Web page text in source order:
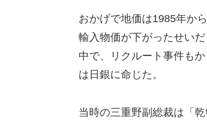
おかげで地価は1985年か
輸入物価が下がったせい
中で、リクルート事件も
は日銀に命じた。
当時の三重野副総裁は「